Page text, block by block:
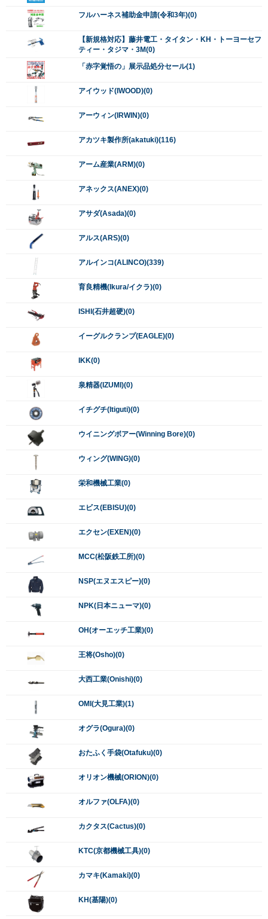
フルハーネス補助金申請(令和3年)(0)
【新規格対応】藤井電工・タイタン・KH・トーヨーセフ
ティー・タジマ・3M(0)
「赤字覚悟の」展示品処分セール(1)
アイウッド(IWOOD)(0)
アーウィン(IRWIN)(0)
アカツキ製作所(akatuki)(116)
アーム産業(ARM)(0)
アネックス(ANEX)(0)
アサダ(Asada)(0)
アルス(ARS)(0)
アルインコ(ALINCO)(339)
育良精機(Ikura/イクラ)(0)
ISHI(石井超硬)(0)
イーグルクランプ(EAGLE)(0)
IKK(0)
泉精器(IZUMI)(0)
イチグチ(Itiguti)(0)
ウイニングボアー(Winning Bore)(0)
ウィング(WING)(0)
栄和機械工業(0)
エビス(EBISU)(0)
エクセン(EXEN)(0)
MCC(松阪鉄工所)(0)
NSP(エヌエスピー)(0)
NPK(日本ニューマ)(0)
OH(オーエッチ工業)(0)
王将(Osho)(0)
大西工業(Onishi)(0)
OMI(大見工業)(1)
オグラ(Ogura)(0)
おたふく手袋(Otafuku)(0)
オリオン機械(ORION)(0)
オルファ(OLFA)(0)
カクタス(Cactus)(0)
KTC(京都機械工具)(0)
カマキ(Kamaki)(0)
KH(基陽)(0)